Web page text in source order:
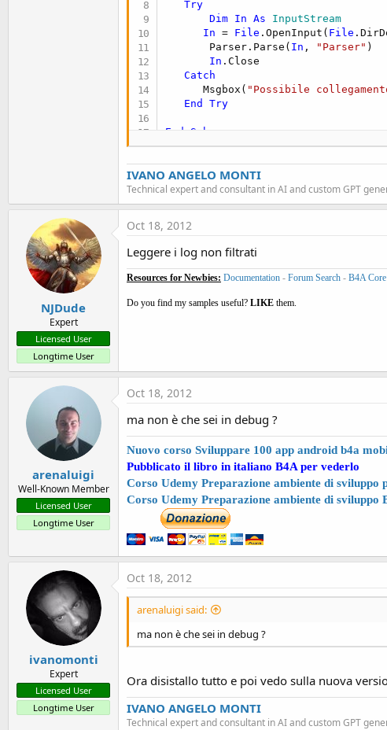
Try
Dim In As InputStream
In = File .OpenInput( File
       Parser.Parse(
In , "Parser" )
In .Close
Catch
      Msgbox(
"Possibile
End
Try
End Sub
IVANO ANGELO MONTI
Technical expert and consultant in AI and custom GPT
NJDude
Expert
Licensed User
Longtime User
Oct 18, 2012
Leggere i log non filtrati
Resources for Newbies: Documentation - Forum Search - B4A Core
Do you find my samples useful? LIKE them.
arenaluigi
Well-Known Member
Licensed User
Longtime User
Oct 18, 2012
ma non è che sei in debug ?
Nuovo corso Sviluppare 100 app android b4a
Pubblicato il libro in italiano B4A per vederlo
Corso Udemy Preparazione ambiente di sviluppo
Corso Udemy Preparazione ambiente di sviluppo
ivanomonti
Expert
Licensed User
Longtime User
Oct 18, 2012
arenaluigi said:
ma non è che sei in debug ?
Ora disistallo tutto e poi vedo sulla nuova
IVANO ANGELO MONTI
Technical expert and consultant in AI and custom GPT